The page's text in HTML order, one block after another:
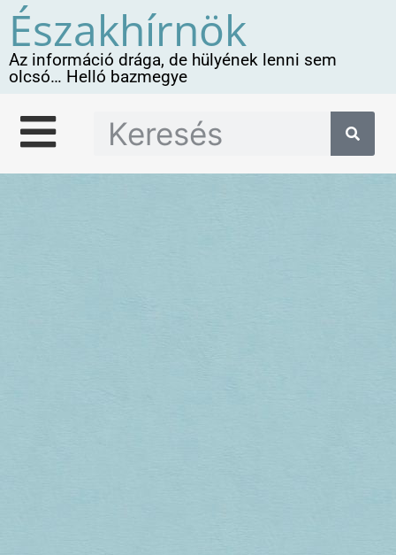
Északhírnök
Az információ drága, de hülyének lenni sem
olcsó… Helló bazmegye